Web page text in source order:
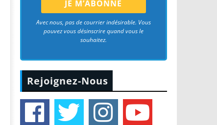
Avec nous, pas de courrier indésirable. Vous
pouvez vous désinscrire quand vous le
souhaitez.
Rejoignez-Nous